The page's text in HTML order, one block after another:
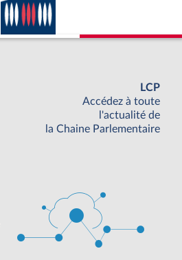
LCP
Accédez à toute
l'actualité de
la Chaine Parlementaire